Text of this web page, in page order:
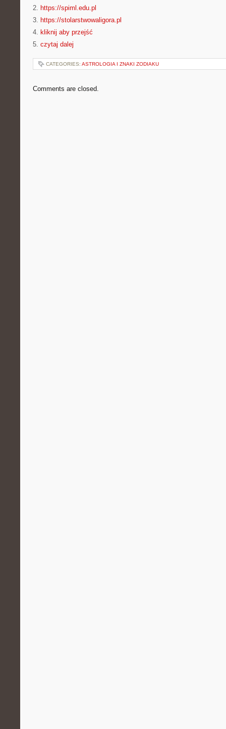
2. https://spiml.edu.pl
3. https://stolarstwowaligora.pl
4. kliknij aby przejść
5. czytaj dalej
CATEGORIES: ASTROLOGIA I ZNAKI ZODIAKU
Comments are closed.